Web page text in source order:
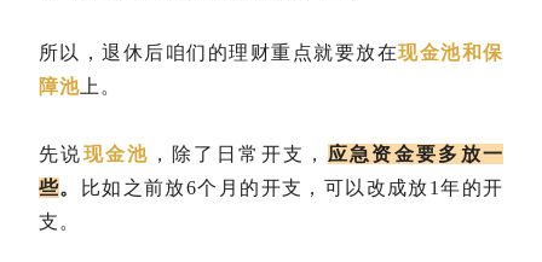
所以，退休后咱们的理财重点就要放在现金池和保
障池 上。
先说现金池 ，除了日常开支， 应急资金要多放一
些。
比如之前放6个月的开支，可以改成放1年的开
支。